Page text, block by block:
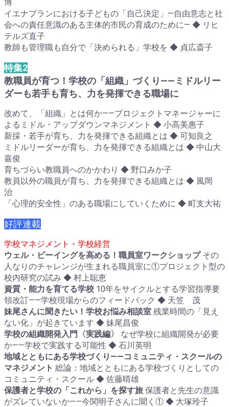
博
イエナプランにおける子どもの「自己決定」―自由意志と社
会への責任意識のある主体的市民の育成のために― ◆ リヒ
テルズ直子
教師も管理職も自分で「決められる」学校を ◆ 貞広斎子
特集2
教職員が育つ！学校の「組織」づくり――ミドルリー
ダーも若手も育ち、力を発揮できる職場に
改めて、「組織」とは何か――プロジェクトマネージャーに
よるミドル・アップダウンマネジメント ◆ 小高美惠子
新採・若手が育ち、力を発揮できる組織とは ◆ 可知良之
ミドルリーダーが育ち、力を発揮できる組織とは ◆ 中山大
嘉俊
育ちづらい教職員へのかかわり ◆ 野口みか子
教員以外の職員が育ち、力を発揮できる組織とは ◆ 風岡
治
「心理的安全性」のある職場にしていくために ◆ 町支大祐
好評連載
学校マネジメント・学校経営
ウェル・ビーイングを高める！職員室ワークショップ その
人なりのチャレンジが生まれる職員室に①プロジェクト型の
校内研究の試み ◆ 村上聡恵
資質・能力を育てる学校 10年をサイクルとする学習指導要
領改訂――学校現場からのフィードバック ◆ 天笠 茂
妹尾さんに聞きたい！学校お悩み相談室 残業時間の「見え
ない化」が起きています ◆ 妹尾昌俊
学校の組織開発入門〈実践編〉 なぜ学校に組織開発が必要
か――学校で実践する可能性 ◆ 石川英明
地域とともにある学校づくり――コミュニティ・スクールの
マネジメント 総論：地域とともにある学校づくりとしての
コミュニティ・スクール ◆ 佐藤晴雄
保護者と学校の「これから」を探す旅 保護者と先生の意識
がズレていないか――今関明子さんに聞く① ◆ 大塚玲子